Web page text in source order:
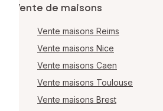
Vente de maisons
Vente maisons Reims
Vente maisons Nice
Vente maisons Caen
Vente maisons Toulouse
Vente maisons Brest